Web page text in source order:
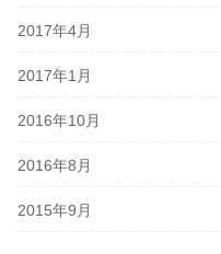
2017年4月
2017年1月
2016年10月
2016年8月
2015年9月